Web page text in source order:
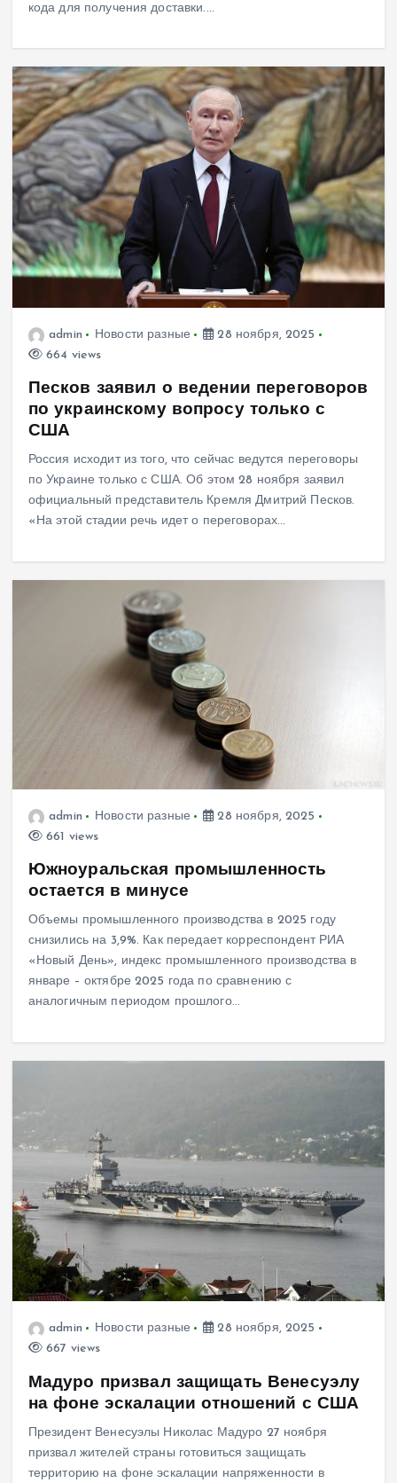
кода для получения доставки.…
admin Новости разные
28 ноября, 2025
664 views
Песков заявил о ведении переговоров
по украинскому вопросу только с
США
Россия исходит из того, что сейчас ведутся переговоры
по Украине только с США. Об этом 28 ноября заявил
официальный представитель Кремля Дмитрий Песков.
«На этой стадии речь идет о переговорах…
admin Новости разные
28 ноября, 2025
661 views
Южноуральская промышленность
остается в минусе
Объемы промышленного производства в 2025 году
снизились на 3,9%. Как передает корреспондент РИА
«Новый День», индекс промышленного производства в
январе – октябре 2025 года по сравнению с
аналогичным периодом прошлого…
admin Новости разные
28 ноября, 2025
667 views
Мадуро призвал защищать Венесуэлу
на фоне эскалации отношений с США
Президент Венесуэлы Николас Мадуро 27 ноября
призвал жителей страны готовиться защищать
территорию на фоне эскалации напряженности в